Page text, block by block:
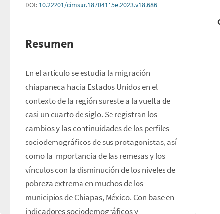
DOI: 10.22201/cimsur.18704115e.2023.v18.686
Resumen
En el artículo se estudia la migración
chiapaneca hacia Estados Unidos en el
contexto de la región sureste a la vuelta de
casi un cuarto de siglo. Se registran los
cambios y las continuidades de los perfiles
sociodemográficos de sus protagonistas, así
como la importancia de las remesas y los
vínculos con la disminución de los niveles de
pobreza extrema en muchos de los
municipios de Chiapas, México. Con base en
indicadores sociodemográficos y